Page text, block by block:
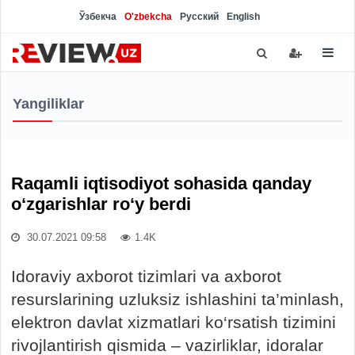
Ўзбекча O'zbekcha Русский English
Yangiliklar
Raqamli iqtisodiyot sohasida qanday
o‘zgarishlar ro‘y berdi
30.07.2021 09:58 1.4K
Idoraviy axborot tizimlari va axborot
resurslarining uzluksiz ishlashini ta’minlash,
elektron davlat xizmatlari ko‘rsatish tizimini
rivojlantirish qismida – vazirliklar, idoralar